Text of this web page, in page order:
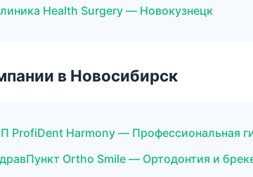
Health Surgery — Новокузнецк
в Новосибирск
ProfiDent Harmony — Профессиональная
Ortho Smile — Ортодонтия и